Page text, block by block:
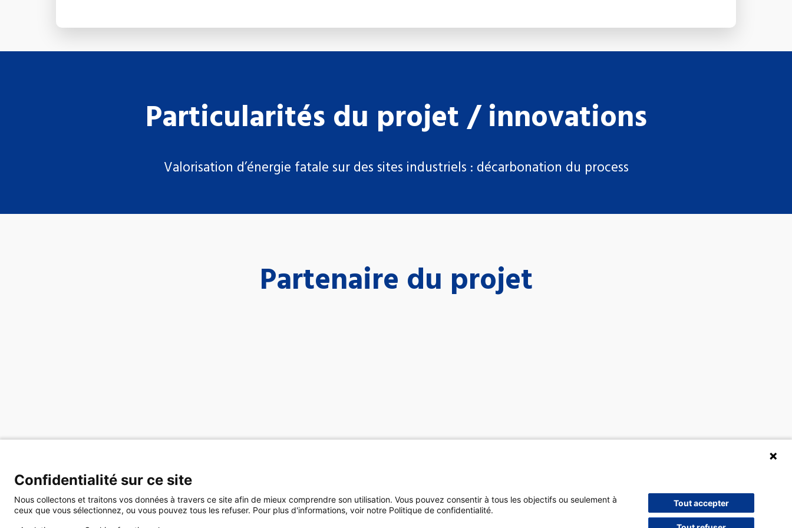
Particularités du projet / innovations
Valorisation d’énergie fatale sur des sites industriels : décarbonation du process
Partenaire du projet
Confidentialité sur ce site
Nous collectons et traitons vos données à travers ce site afin de mieux comprendre son utilisation. Vous pouvez consentir à tous les objectifs ou seulement à
ceux que vous sélectionnez, ou vous pouvez tous les refuser. Pour plus d'informations, voir notre Politique de confidentialité.
Tout accepter